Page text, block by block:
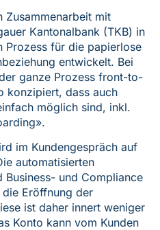
Zusammenarbeit mit
Kantonalbank (TKB) in
Prozess für die papierlose
entwickelt. Bei
ganze Prozess front-to-
konzipiert, dass auch
möglich sind, inkl.
im Kundengespräch auf
automatisierten
Business- und Compliance
Eröffnung der
ist daher innert weniger
Konto kann vom Kunden